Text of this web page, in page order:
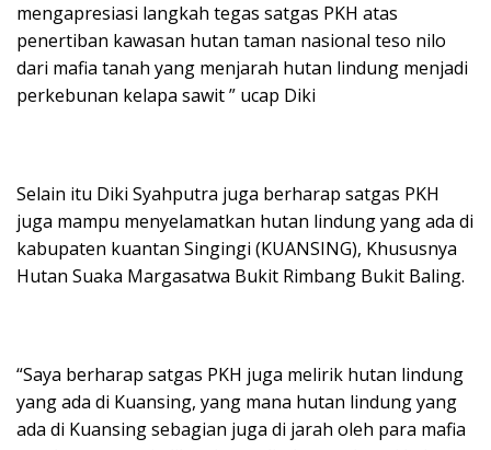
mengapresiasi langkah tegas satgas PKH atas
penertiban kawasan hutan taman nasional teso nilo
dari mafia tanah yang menjarah hutan lindung menjadi
perkebunan kelapa sawit ” ucap Diki
Selain itu Diki Syahputra juga berharap satgas PKH
juga mampu menyelamatkan hutan lindung yang ada di
kabupaten kuantan Singingi (KUANSING), Khususnya
Hutan Suaka Margasatwa Bukit Rimbang Bukit Baling.
“Saya berharap satgas PKH juga melirik hutan lindung
yang ada di Kuansing, yang mana hutan lindung yang
ada di Kuansing sebagian juga di jarah oleh para mafia